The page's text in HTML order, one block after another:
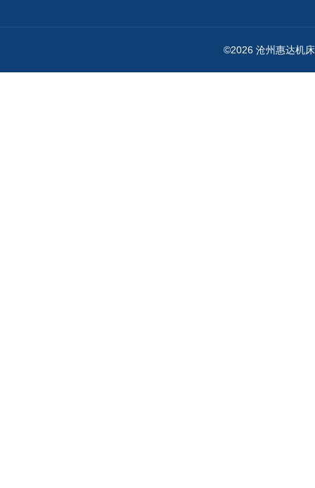
©2026 沧州惠达机